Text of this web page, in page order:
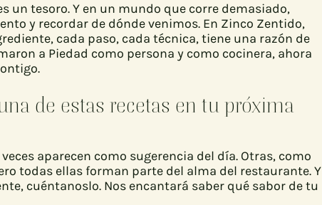
un tesoro. Y en un mundo que corre demasiado,
y recordar de dónde venimos. En Zinco Zentido,
cada paso, cada técnica, tiene una razón de
a Piedad como persona y como cocinera, ahora
de estas recetas en tu próxima
aparecen como sugerencia del día. Otras, como
todas ellas forman parte del alma del restaurante. Y
cuéntanoslo. Nos encantará saber qué sabor de tu